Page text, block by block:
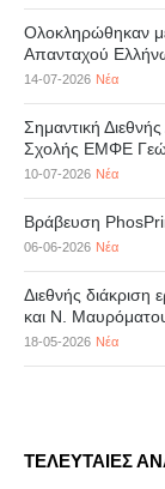
Ολοκληρώθηκαν
Απανταχού
14-07-2026 Νέα
Σημαντική
Σχολής ΕΜΦΕ
10-07-2026 Νέα
Βράβευση
06-06-2026 Νέα
Διεθνής
και Ν.
18-05-2026 Νέα
ΤΕΛΕΥΤΑΙΕΣ